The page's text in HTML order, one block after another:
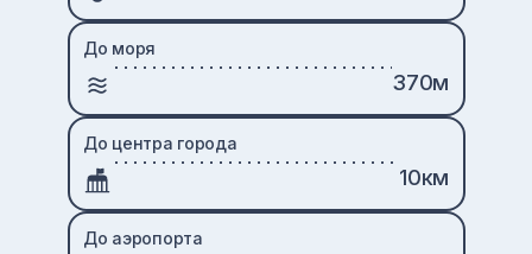
До моря
370м
До центра города
10км
До аэропорта